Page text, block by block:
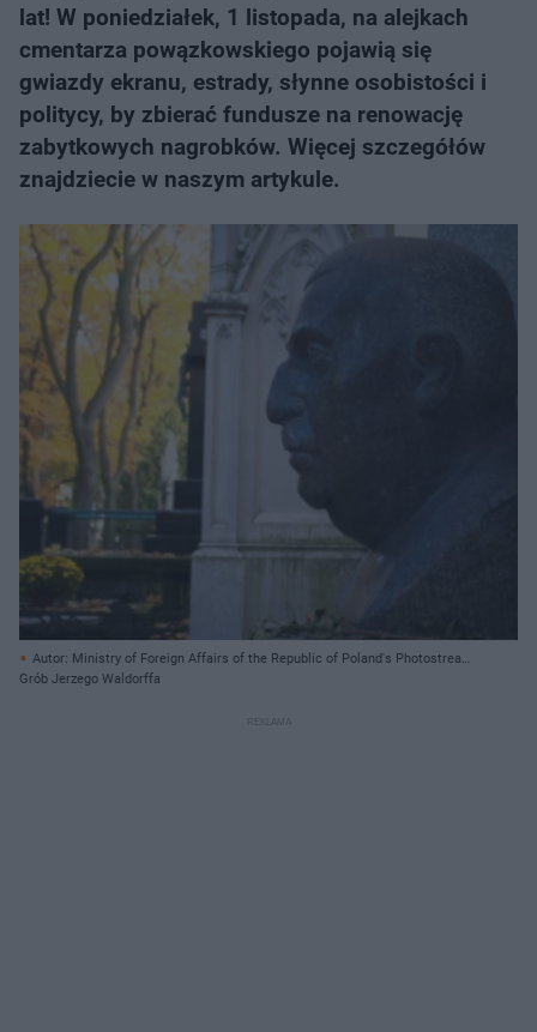
lat! W poniedziałek, 1 listopada, na alejkach
cmentarza powązkowskiego pojawią się
gwiazdy ekranu, estrady, słynne osobistości i
politycy, by zbierać fundusze na renowację
zabytkowych nagrobków. Więcej szczegółów
znajdziecie w naszym artykule.
Autor: Ministry of Foreign Affairs of the Republic of Poland's Photostream
flickr.com/ Creative Commons
Grób Jerzego Waldorffa